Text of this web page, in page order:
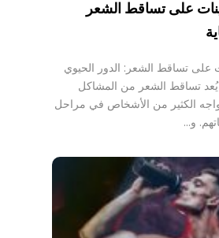
على تساقط الشعر
على تساقط الشعر: الدور الحيوي
يُعد تساقط الشعر من المشاكل
الكثير من الأشخاص في مراحل
و…